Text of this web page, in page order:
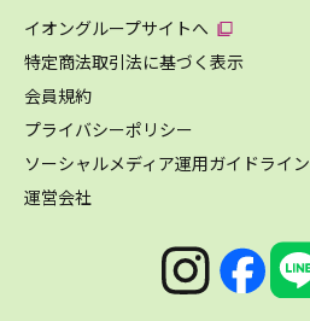
イオングループサイトへ
特定商法取引法に基づく表示
会員規約
プライバシーポリシー
ソーシャルメディア運用ガイドライン
運営会社